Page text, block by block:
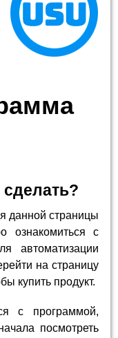
данной страницы
ознакомиться с
автоматизации
на страницу
купить продукт.
с программой,
посмотреть